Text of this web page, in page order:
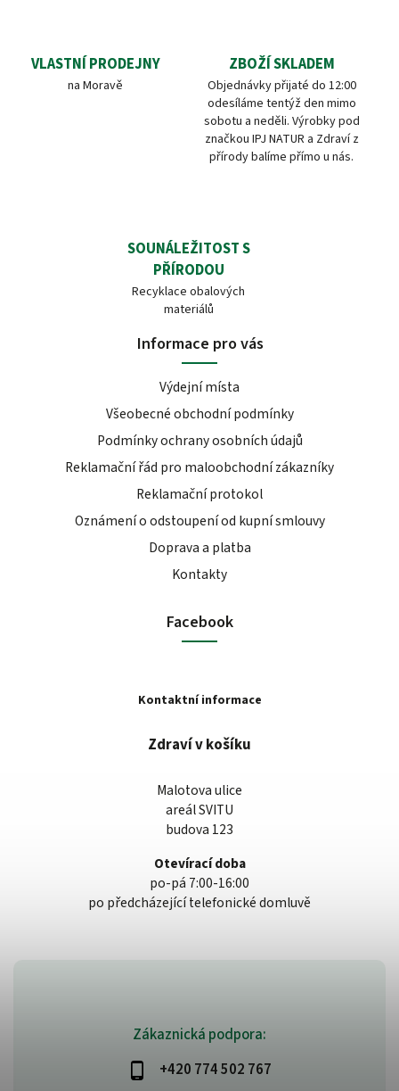
VLASTNÍ PRODEJNY
na Moravě
ZBOŽÍ SKLADEM
Objednávky přijaté do 12:00
odesíláme tentýž den mimo
sobotu a neděli. Výrobky pod
značkou IPJ NATUR a Zdraví z
přírody balíme přímo u nás.
SOUNÁLEŽITOST S
PŘÍRODOU
Recyklace obalových
materiálů
Zákaznická podpora:
+420 774 502 767
Informace pro vás
Výdejní místa
Všeobecné obchodní podmínky
Podmínky ochrany osobních údajů
Reklamační řád pro maloobchodní zákazníky
Reklamační protokol
Oznámení o odstoupení od kupní smlouvy
Doprava a platba
Kontakty
Facebook
Kontaktní informace
Zdraví v košíku
Malotova ulice
areál SVITU
budova 123
Otevírací doba
po-pá 7:00-16:00
po předcházející telefonické domluvě